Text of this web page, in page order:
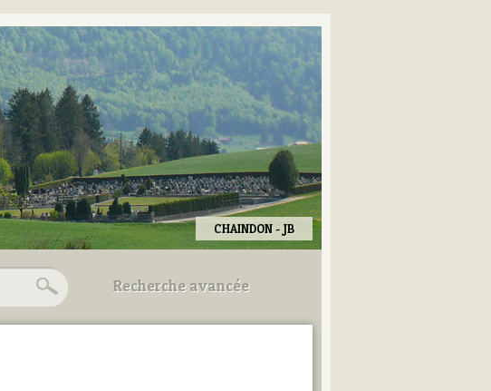
CHAINDON - JB
Recherche avancée
Utilisez les champs ci-dessous